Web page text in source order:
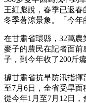
王紅彪說，春季已返
冬季蒼涼景象。「今年
在甘肅省環縣，32萬
麥子的農民在記者面前
子，到今年收了200斤
據甘肅省抗旱防汛指
至7月6日，全省受旱面
從今年1月至7月12日